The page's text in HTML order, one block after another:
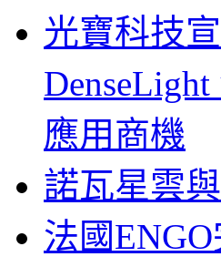
光寶科技
應用商機
諾瓦星雲
法國